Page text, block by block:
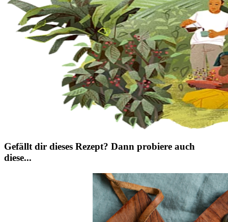
Gefällt dir dieses Rezept? Dann probiere auch
diese...